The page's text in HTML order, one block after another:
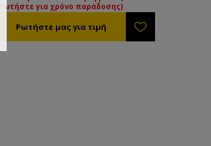
(Ρωτήστε για χρόνο παράδοσης)